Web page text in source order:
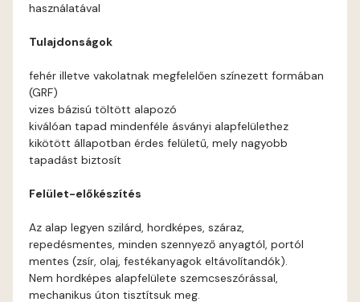
Fig-brown A
Gold-yellow A
használatával
Tulajdonságok
fehér illetve vakolatnak megfelelően színezett formában
(GRF)
vizes bázisú töltött alapozó
kiválóan tapad mindenféle ásványi alapfelülethez
kikötött állapotban érdes felületű, mely nagyobb
tapadást biztosít
Felület-előkészítés
Az alap legyen szilárd, hordképes, száraz,
repedésmentes, minden szennyező anyagtól, portól
mentes (zsír, olaj, festékanyagok eltávolítandók).
Nem hordképes alapfelülete szemcseszórással,
mechanikus úton tisztítsuk meg.